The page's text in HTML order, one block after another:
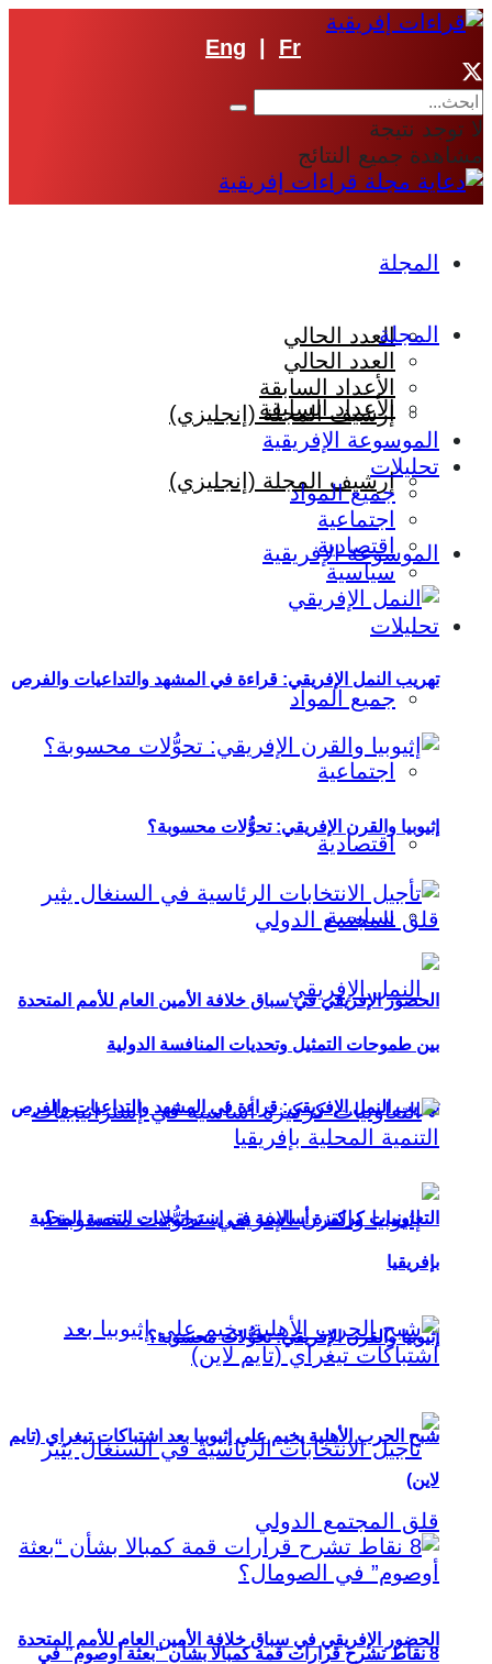
Eng Fr
لا توجد نتيجة
مشاهدة جميع النتائج
المجلة
العدد الحالي
الأعداد السابقة
إرشيف المجلة (إنجليزي)
الموسوعة الإفريقية
تحليلات
جميع المواد
اجتماعية
اقتصادية
سياسية
تهريب النمل الإفريقي: قراءة في المشهد والتداعيات والفرص
إثيوبيا والقرن الإفريقي: تحوُّلات محسوبة؟
الحضور الإفريقي في سباق خلافة الأمين العام للأمم المتحدة
المجلة
العدد الحالي
الأعداد السابقة
إرشيف المجلة (إنجليزي)
الموسوعة الإفريقية
تحليلات
جميع المواد
اجتماعية
اقتصادية
سياسية
تهريب النمل الإفريقي: قراءة في المشهد والتداعيات والفرص
إثيوبيا والقرن الإفريقي: تحوُّلات محسوبة؟
الحضور الإفريقي في سباق خلافة الأمين العام للأمم المتحدة
بين طموحات التمثيل وتحديات المنافسة الدولية
التعاونيات كركيزة أساسية في إستراتيجيات التنمية المحلية
بإفريقيا
شبح الحرب الأهلية يخيم على إثيوبيا بعد اشتباكات تيغراي (تايم
لاين)
8 نقاط تشرح قرارات قمة كمبالا بشأن “بعثة أوصوم” في